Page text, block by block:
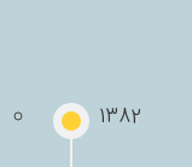
1382